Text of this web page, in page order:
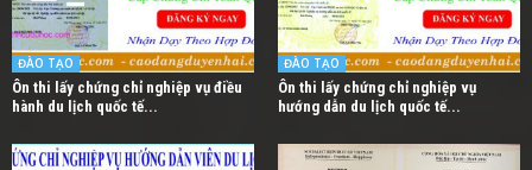
ĐÀO TẠO
Ôn thi lấy chứng chỉ nghiệp vụ điều
hành du lịch quốc tế...
ĐÀO TẠO
Ôn thi lấy chứng chỉ nghiệp vụ
hướng dẫn du lịch quốc tế...